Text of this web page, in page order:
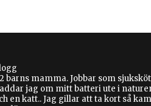
barns mamma. Jobbar som
jag om mitt batteri ute i
en katt.. Jag gillar att ta kort så